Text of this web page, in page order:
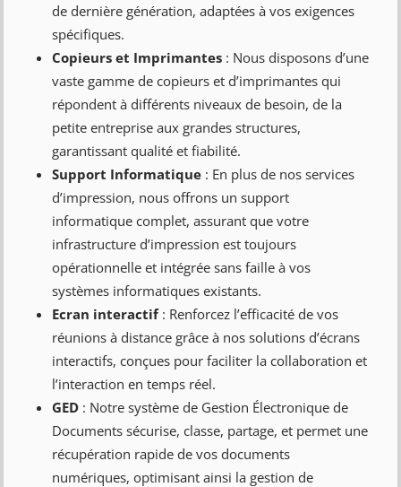
de dernière génération, adaptées à vos exigences
spécifiques.
Copieurs et Imprimantes: Nous disposons d’une
vaste gamme de copieurs et d’imprimantes qui
répondent à différents niveaux de besoin, de la
petite entreprise aux grandes structures,
garantissant qualité et fiabilité.
Support Informatique: En plus de nos services
d’impression, nous offrons un support
informatique complet, assurant que votre
infrastructure d’impression est toujours
opérationnelle et intégrée sans faille à vos
systèmes informatiques existants.
Ecran interactif: Renforcez l’efficacité de vos
réunions à distance grâce à nos solutions d’écrans
interactifs, conçues pour faciliter la collaboration et
l’interaction en temps réel.
GED: Notre système de Gestion Électronique de
Documents sécurise, classe, partage, et permet une
récupération rapide de vos documents
numériques, optimisant ainsi la gestion de